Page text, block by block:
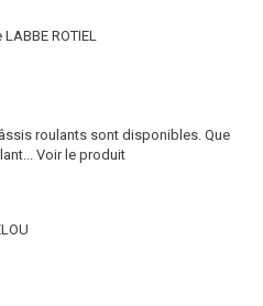
ROTIEL
roulants sont disponibles. Que
Voir le produit